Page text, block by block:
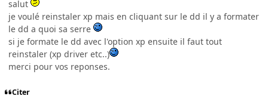
salut
je voulé reinstaler xp mais en cliquant sur le dd il y a formater
le dd a quoi sa serre
si je formate le dd avec l'option xp ensuite il faut tout
reinstaler (xp driver etc..)
merci pour vos reponses.
Citer